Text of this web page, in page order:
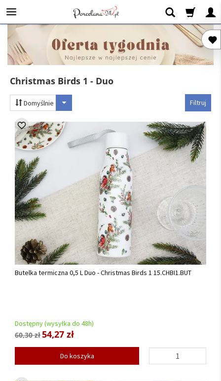
Christmas Birds 1 - Duo
Filtruj
Domyślnie
Butelka termiczna 0,5 L Duo - Christmas Birds 1 15.CHBI1.BUT
Dostępny (wysyłka do 48h)
60,30 zł54,27 zł
Do koszyka